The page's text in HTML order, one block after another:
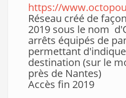
https://
Réseau créé de
2019 sous le nom
arrêts équipés de
permettant
destination (sur le
près de Nantes)
Accès fin 2019